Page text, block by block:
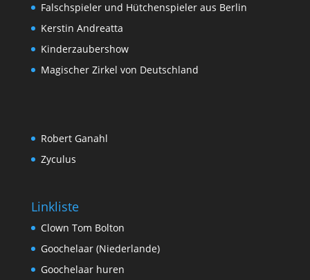
Falschspieler und Hütchenspieler aus Berlin
Kerstin Andreatta
Kinderzaubershow
Magischer Zirkel von Deutschland
Robert Ganahl
Zyculus
Linkliste
Clown Tom Bolton
Goochelaar (Niederlande)
Goochelaar huren